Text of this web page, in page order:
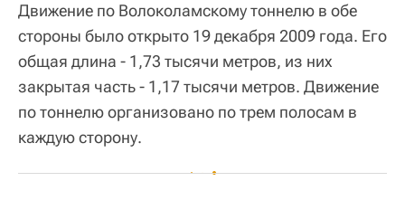
Движение по Волоколамскому тоннелю в обе
стороны было открыто 19 декабря 2009 года. Его
общая длина - 1,73 тысячи метров, из них
закрытая часть - 1,17 тысячи метров. Движение
по тоннелю организовано по трем полосам в
каждую сторону.